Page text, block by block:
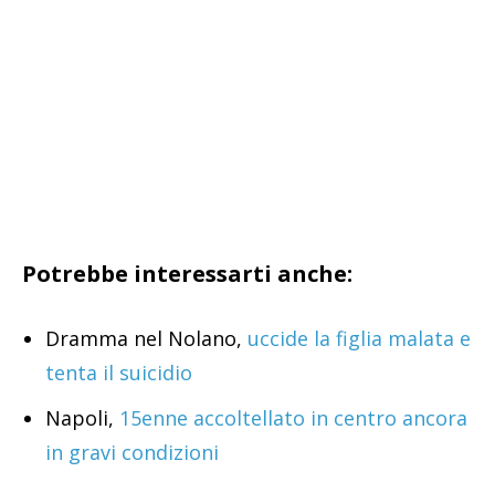
Potrebbe interessarti anche:
Dramma nel Nolano, uccide la figlia malata e
tenta il suicidio
Napoli, 15enne accoltellato in centro ancora
in gravi condizioni